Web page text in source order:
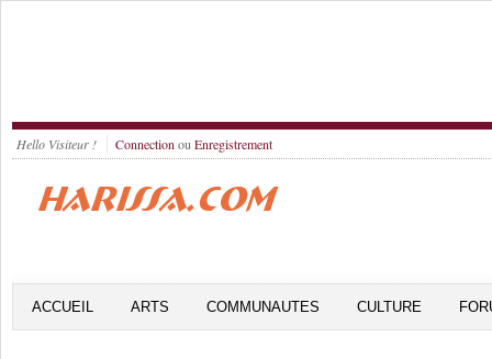
Hello Visiteur ! Connection ou Enregistrement
ACCUEIL ARTS COMMUNAUTES CULTURE